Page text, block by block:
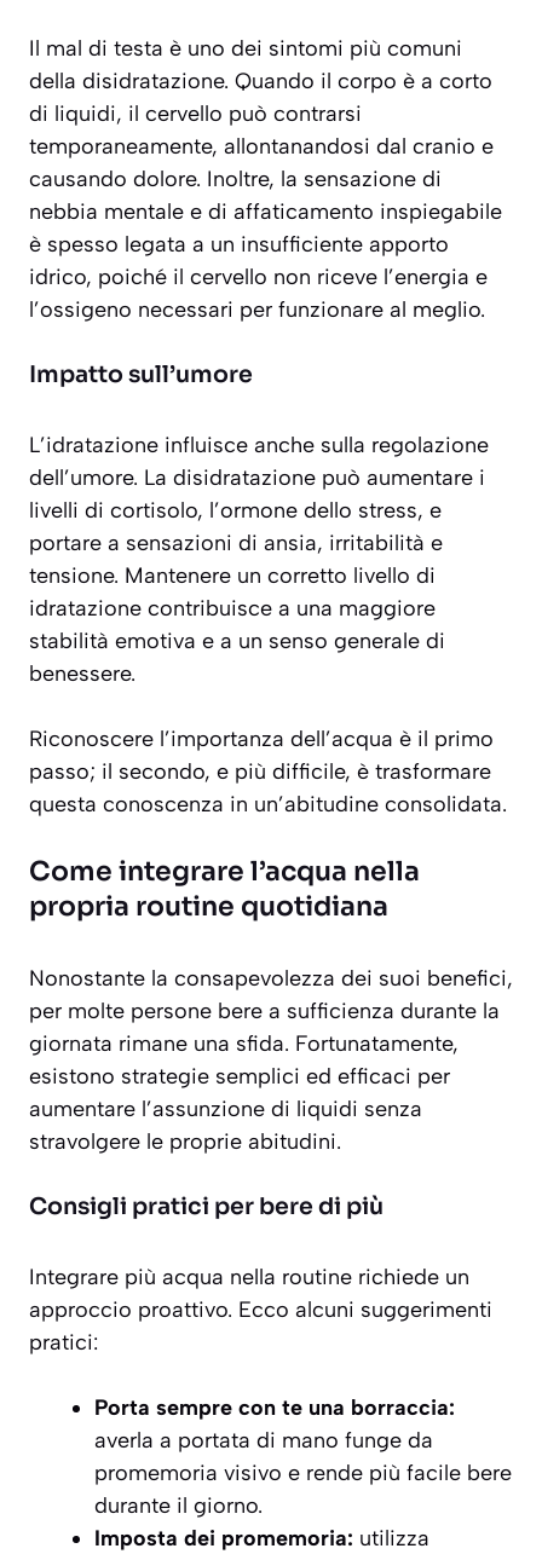
Il mal di testa è uno dei sintomi più comuni
della disidratazione. Quando il corpo è a corto
di liquidi, il cervello può contrarsi
temporaneamente, allontanandosi dal cranio e
causando dolore. Inoltre, la sensazione di
nebbia mentale e di affaticamento inspiegabile
è spesso legata a un insufficiente apporto
idrico, poiché il cervello non riceve l’energia e
l’ossigeno necessari per funzionare al meglio.
Impatto sull’umore
L’idratazione influisce anche sulla regolazione
dell’umore. La disidratazione può aumentare i
livelli di cortisolo, l’ormone dello stress, e
portare a sensazioni di ansia, irritabilità e
tensione. Mantenere un corretto livello di
idratazione contribuisce a una maggiore
stabilità emotiva e a un senso generale di
benessere.
Riconoscere l’importanza dell’acqua è il primo
passo; il secondo, e più difficile, è trasformare
questa conoscenza in un’abitudine consolidata.
Come integrare l’acqua nella
propria routine quotidiana
Nonostante la consapevolezza dei suoi benefici,
per molte persone bere a sufficienza durante la
giornata rimane una sfida. Fortunatamente,
esistono strategie semplici ed efficaci per
aumentare l’assunzione di liquidi senza
stravolgere le proprie abitudini.
Consigli pratici per bere di più
Integrare più acqua nella routine richiede un
approccio proattivo. Ecco alcuni suggerimenti
pratici:
Porta sempre con te una borraccia:
averla a portata di mano funge da
promemoria visivo e rende più facile bere
durante il giorno.
Imposta dei promemoria: utilizza